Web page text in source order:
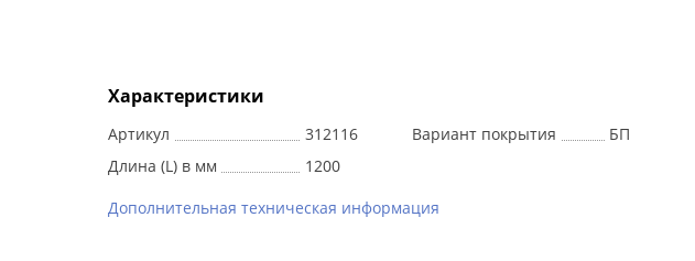
Характеристики
Артикул 312116 Вариант покрытия
БП
Длина (L) в мм
1200
Дополнительная техническая информация